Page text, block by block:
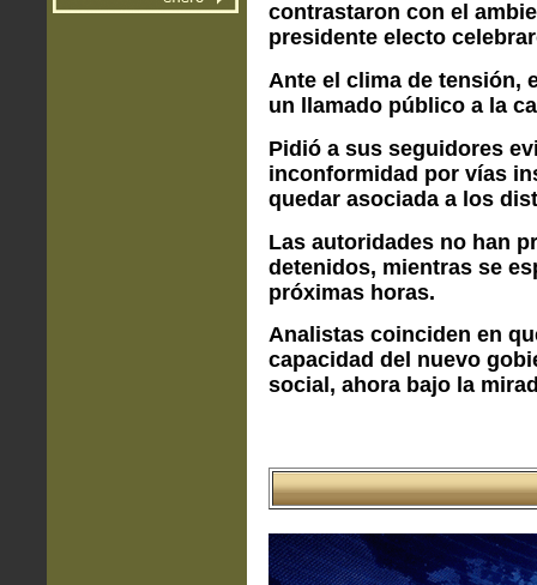
contrastaron con el
presidente electo
Ante el clima de tensión,
un llamado público a la
Pidió a sus seguidores
inconformidad por vías
quedar asociada a los
Las autoridades no han
detenidos, mientras se
próximas horas.
Analistas coinciden en
capacidad del nuevo
social, ahora bajo la